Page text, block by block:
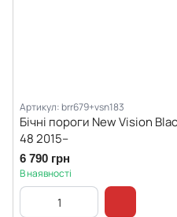
Артикул: brr679+vsn183
Бічні пороги New Vision
48 2015--
6 790 грн
В наявності